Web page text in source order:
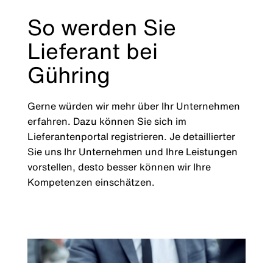
So werden Sie
Lieferant bei
Gühring
Gerne würden wir mehr über Ihr Unternehmen
erfahren. Dazu können Sie sich im
Lieferantenportal registrieren. Je detaillierter
Sie uns Ihr Unternehmen und Ihre Leistungen
vorstellen, desto besser können wir Ihre
Kompetenzen einschätzen.